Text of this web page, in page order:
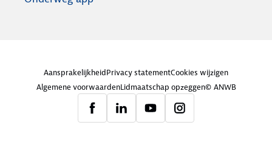
AansprakelijkheidPrivacy statementCookies wijzigen
Algemene voorwaardenLidmaatschap opzeggen© ANWB